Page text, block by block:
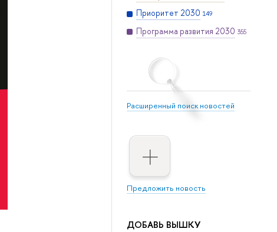
Приоритет 2030 149
Программа развития 2030 355
Расширенный поиск новостей
Предложить новость
ДОБАВЬ ВЫШКУ